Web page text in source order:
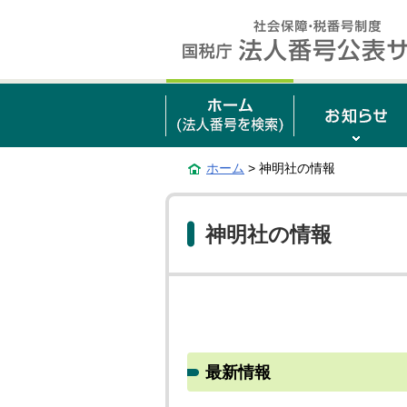
ホーム > 神明社の情報
神明社の情報
最新情報